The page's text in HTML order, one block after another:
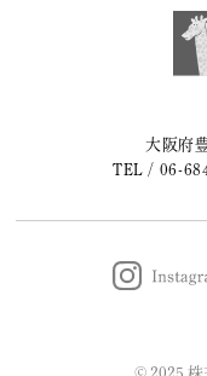
大阪府
TEL / 06-